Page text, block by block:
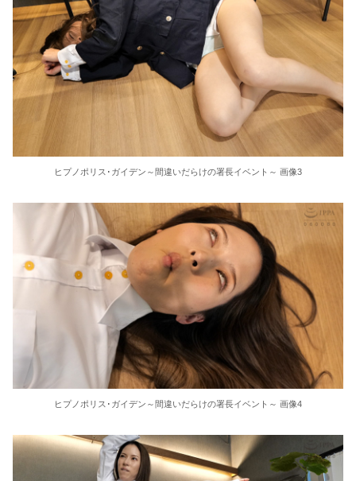
ロリ顔の美女を弄んだ
【エンタメ】山本舞香、Hiroとの第1子出産が発覚したんやが
東大教授「今は織田信長は天才ではなく凡人だったという説が強いがそれは違うと思う」
激しく揺れる小さな胸が愛おしくてたまらない
【ＳＭ・調教】出会い系でエッチした最高のドＭ女
日本政府の突然のビザ厳格化に中国人から批判殺到。「もう鎖国しろ」「あきれてモノ言えない」
松居一代 画像36枚【ヌード】
素人ＡＶ面接 ~ロリ娘にセクシーランジェリーを着せて生中ハメ~
まんチラの誘惑 ~ダチの母ちゃんと~
アラサー喪女の暴走オーガズム
36歳の彼女と結婚したいのに、家族が猛反対。家族から信じられない言葉が飛び出した… 他
ヒプノポリス･ガイデン～間違いだらけの署長イベント～ 画像3
ヒプノポリス･ガイデン～間違いだらけの署長イベント～ 画像4